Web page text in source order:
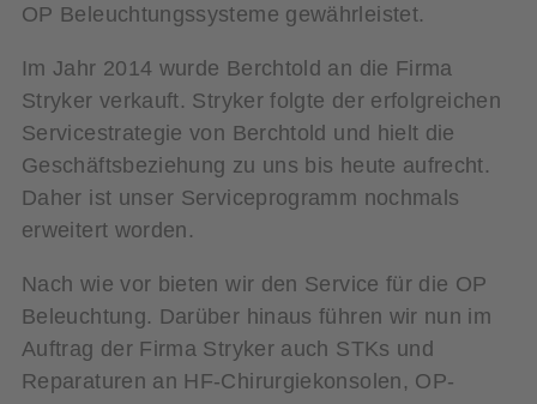
OP Beleuchtungssysteme gewährleistet.
Im Jahr 2014 wurde Berchtold an die Firma
Stryker verkauft. Stryker folgte der erfolgreichen
Servicestrategie von Berchtold und hielt die
Geschäftsbeziehung zu uns bis heute aufrecht.
Daher ist unser Serviceprogramm nochmals
erweitert worden.
Nach wie vor bieten wir den Service für die OP
Beleuchtung. Darüber hinaus führen wir nun im
Auftrag der Firma Stryker auch STKs und
Reparaturen an HF-Chirurgiekonsolen, OP-